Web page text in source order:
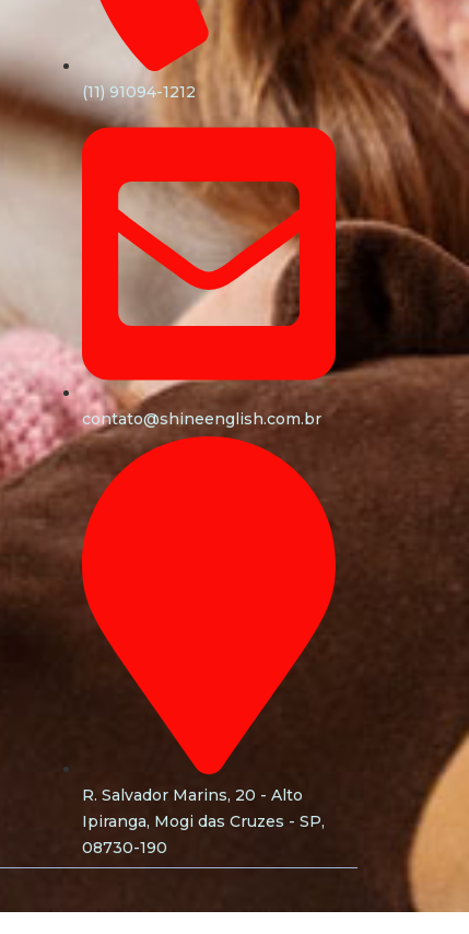
(11) 91094-1212
contato@shineenglish.com.br
R. Salvador Marins, 20 - Alto
Ipiranga, Mogi das Cruzes - SP,
08730-190